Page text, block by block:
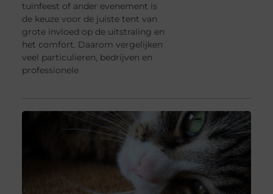
tuinfeest of ander evenement is
de keuze voor de juiste tent van
grote invloed op de uitstraling en
het comfort. Daarom vergelijken
veel particulieren, bedrijven en
professionele